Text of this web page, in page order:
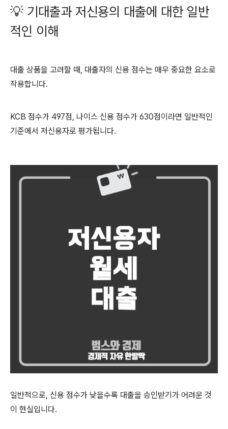
💡 기대출과 저신용의 대출에 대한 일반
적인 이해
대출 상품을 고려할 때, 대출자의 신용 점수는 매우 중요한 요소로
작용합니다.
KCB 점수가 497점, 나이스 신용 점수가 630점이라면 일반적인
기준에서 저신용자로 평가됩니다.
일반적으로, 신용 점수가 낮을수록 대출을 승인받기가 어려운 것
이 현실입니다.